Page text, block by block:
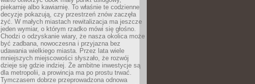
piekarnię albo kawiarnię. To właśnie te codzienne
decyzje pokazują, czy przestrzeń znów zaczęła
żyć. W małych miastach rewitalizacja ma jeszcze
jeden wymiar, o którym rzadko mówi się głośno.
Chodzi o odzyskanie wiary, że nasza okolica może
być zadbana, nowoczesna i przyjazna bez
udawania wielkiego miasta. Przez lata wiele
mniejszych miejscowości słyszało, że rozwój
dzieje się gdzie indziej. Że ambitne inwestycje są
dla metropolii, a prowincja ma po prostu trwać.
Tymczasem dobrze przeprowadzona odnowa